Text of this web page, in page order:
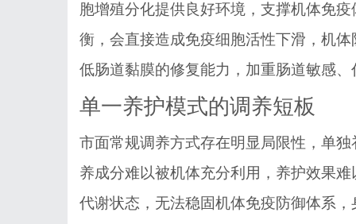
胞增殖分化提供良好环境，支撑机体免
衡，会直接造成免疫细胞活性下滑，机
低肠道黏膜的修复能力，加重肠道敏感
单一养护模式的调养短板
市面常规调养方式存在明显局限性，单
养成分难以被机体充分利用，养护效果
代谢状态，无法稳固机体免疫防御体系